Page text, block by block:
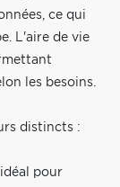
ce qui
L'aire de vie
les besoins.
distincts :
pour